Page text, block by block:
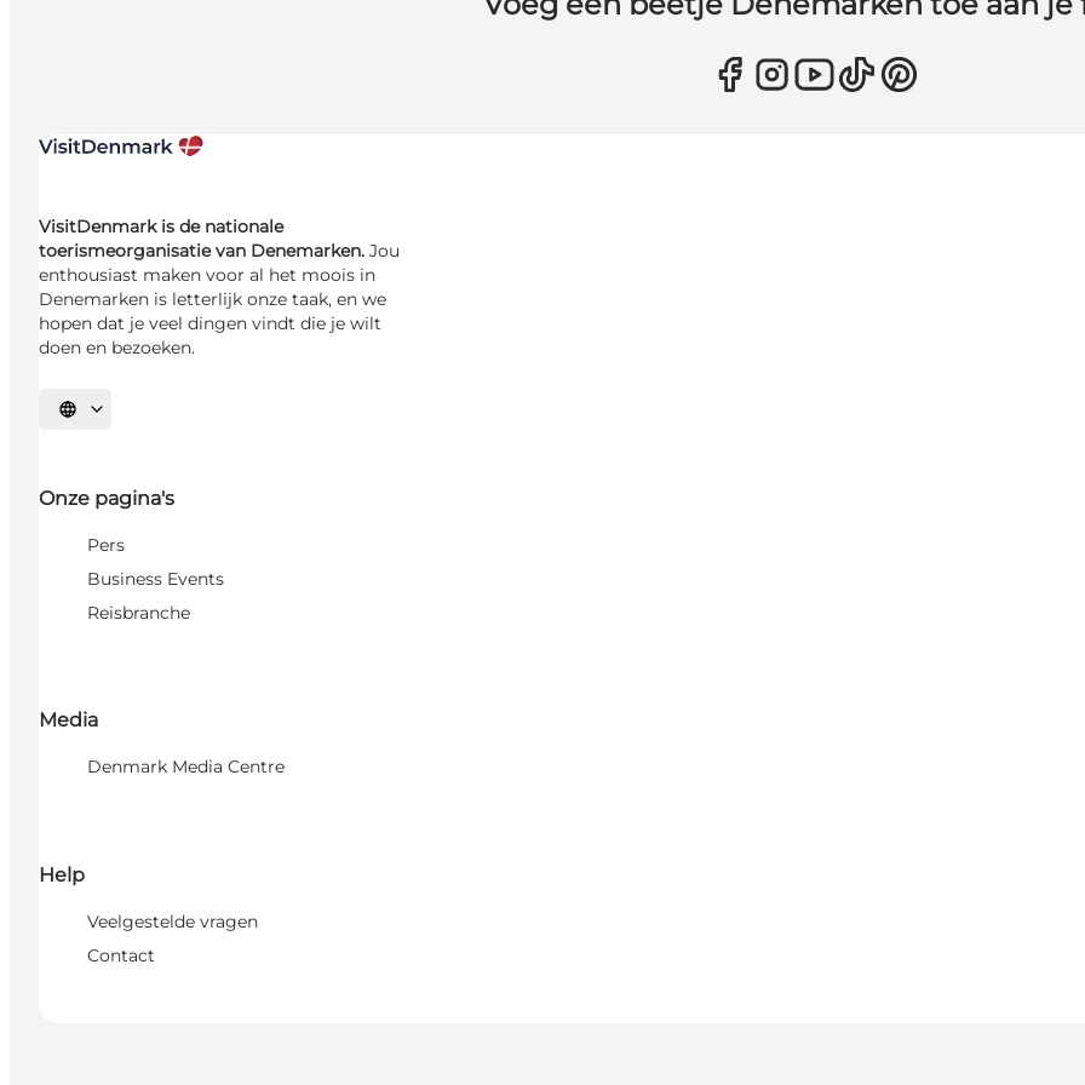
VisitDenmark is de nationale
toerismeorganisatie van Denemarken. Jou
enthousiast maken voor al het moois in
Denemarken is letterlijk onze taak, en we
hopen dat je veel dingen vindt die je wilt
doen en bezoeken.
Selecteer taal
Onze pagina's
Pers
Business Events
Reisbranche
Media
Denmark Media Centre
Help
Veelgestelde vragen
Contact